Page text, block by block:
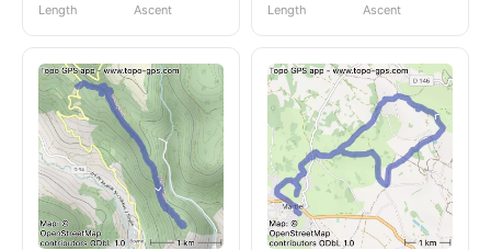
Length Ascent Length Ascent